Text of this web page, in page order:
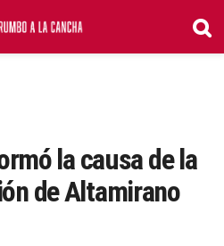
la causa de la
de Altamirano